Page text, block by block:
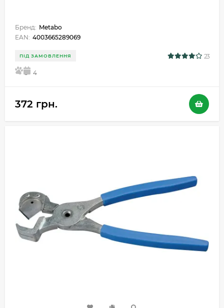
Бренд: Metabo
EAN: 4003665289069
ПІД ЗАМОВЛЕННЯ 23
5 4
372 грн.